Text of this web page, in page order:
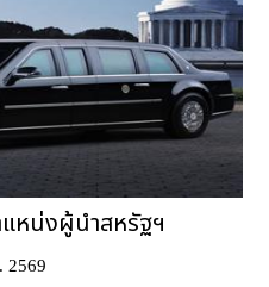
หน่งผู้นำสหรัฐฯ
2569